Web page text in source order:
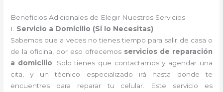
Beneficios Adicionales de Elegir Nuestros Servicios
1. Servicio a Domicilio (Si lo Necesitas)
Sabemos que a veces no tienes tiempo para salir de casa o
de la oficina, por eso ofrecemos servicios de reparación
a domicilio . Solo tienes que contactarnos y agendar una
cita, y un técnico especializado irá hasta donde te
encuentres para reparar tu celular. Este servicio es